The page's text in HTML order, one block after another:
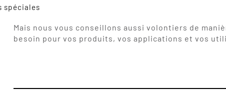
spéciales
Nous avons toujours en stock un grand nombre de
Mais nous vous conseillons aussi volontiers de
besoin pour vos produits, vos applications et vos